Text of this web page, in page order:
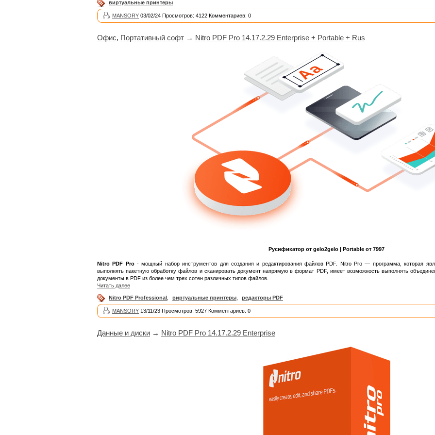
виртуальные принтеры
MANSORY 03/02/24 Просмотров: 4122 Комментариев: 0
Офис, Портативный софт → Nitro PDF Pro 14.17.2.29 Enterprise + Portable + Rus
Русификатор от gelo2gelo | Portable от 7997
Nitro PDF Pro- мощный набор инструментов для создания и редактирования файлов PDF. Nitro Pro — программа, которая
выполнять пакетную обработку файлов и сканировать документ напрямую в формат PDF, имеет возможность выполнять
документы в PDF из более чем трех сотен различных типов файлов.
Читать далее
Nitro PDF Professional виртуальные принтеры редакторы PDF
MANSORY 13/11/23 Просмотров: 5927 Комментариев: 0
Данные и диски → Nitro PDF Pro 14.17.2.29 Enterprise